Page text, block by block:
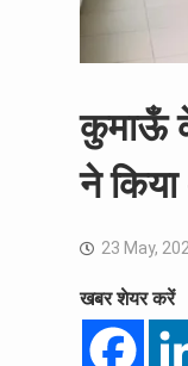
कुमाऊँ
ने
23 May,
खबर शेयर करें